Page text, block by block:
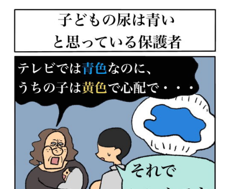
好きが集まる 比べて選べる
ビジネスと働き方のヒント
AI活用のいまが分かる
企業ITのトレンドを詳説
経営リーダーのコミュニティ
マーケ×ITの今がよく分かる
ITエンジニア向け専門サイト
企業向けIT製品の総合サイト